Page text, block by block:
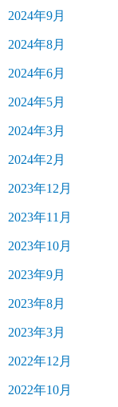
2024年9月
2024年8月
2024年6月
2024年5月
2024年3月
2024年2月
2023年12月
2023年11月
2023年10月
2023年9月
2023年8月
2023年3月
2022年12月
2022年10月